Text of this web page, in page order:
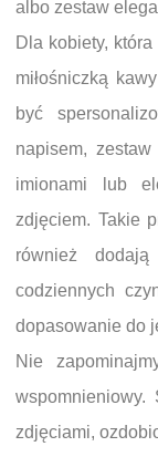
albo zestaw
Dla kobiety,
miłośniczką
być
napisem,
imionami lub
zdjęciem. Takie
również
codziennych
dopasowanie do
Nie
wspomnieniowy.
zdjęciami,